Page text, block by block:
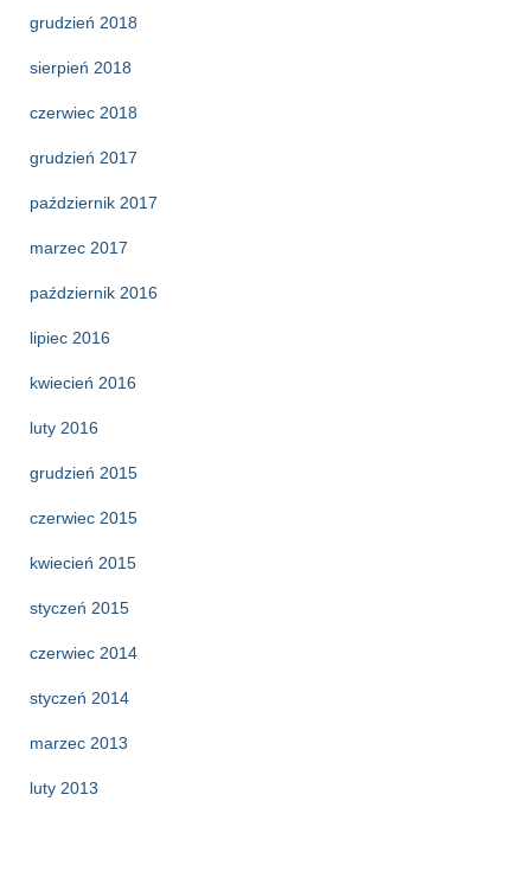
grudzień 2018
sierpień 2018
czerwiec 2018
grudzień 2017
październik 2017
marzec 2017
październik 2016
lipiec 2016
kwiecień 2016
luty 2016
grudzień 2015
czerwiec 2015
kwiecień 2015
styczeń 2015
czerwiec 2014
styczeń 2014
marzec 2013
luty 2013